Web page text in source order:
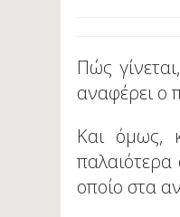
Πώς
αναφέρει ο
Και όμως,
οποίο στα